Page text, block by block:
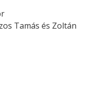
Tamás és Zoltán